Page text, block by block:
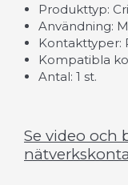
Produkttyp:
Användning:
Kontakttyper:
Kompatibla
Antal: 1 st.
Se video och